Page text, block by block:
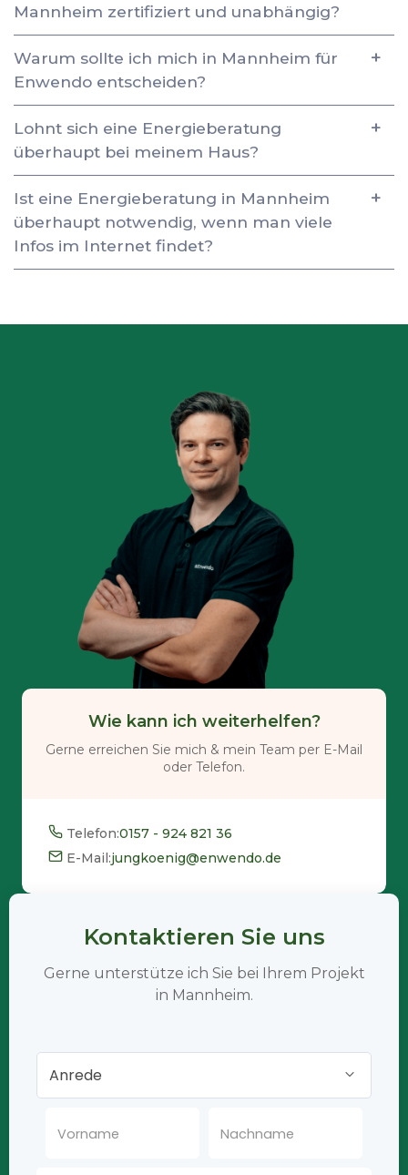
Mannheim zertifiziert und unabhängig?
Warum sollte ich mich in Mannheim für
Enwendo entscheiden?
Lohnt sich eine Energieberatung
überhaupt bei meinem Haus?
Ist eine Energieberatung in Mannheim
überhaupt notwendig, wenn man viele
Infos im Internet findet?
Wie kann ich weiterhelfen?
Gerne erreichen Sie mich & mein Team per E-Mail
oder Telefon.
Telefon:0157 - 924 821 36
E-Mail:jungkoenig@enwendo.de
Kontaktieren Sie uns
Gerne unterstütze ich Sie bei Ihrem Projekt
in Mannheim.